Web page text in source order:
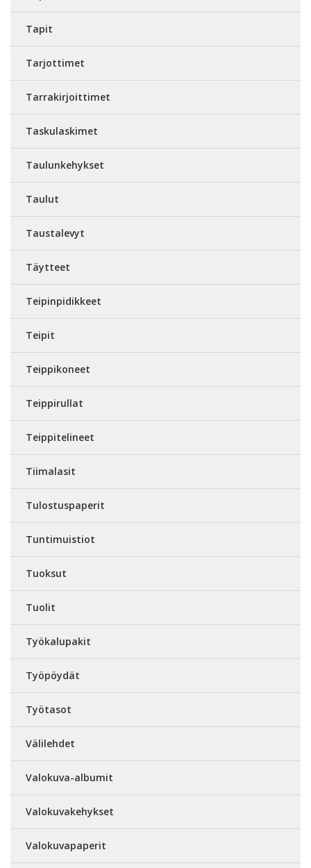
Tapit
Tarjottimet
Tarrakirjoittimet
Taskulaskimet
Taulunkehykset
Taulut
Taustalevyt
Täytteet
Teipinpidikkeet
Teipit
Teippikoneet
Teippirullat
Teippitelineet
Tiimalasit
Tulostuspaperit
Tuntimuistiot
Tuoksut
Tuolit
Työkalupakit
Työpöydät
Työtasot
Välilehdet
Valokuva-albumit
Valokuvakehykset
Valokuvapaperit